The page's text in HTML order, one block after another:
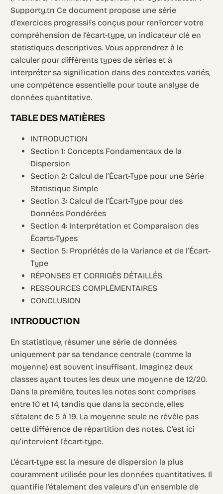
Supporty.tn Ce document propose une série
d’exercices progressifs conçus pour renforcer votre
compréhension de l’écart-type, un indicateur clé en
statistiques descriptives. Vous apprendrez à le
calculer pour différents types de séries et à
interpréter sa signification dans des contextes variés,
une compétence essentielle pour toute analyse de
données quantitative.
TABLE DES MATIÈRES
INTRODUCTION
Section 1: Concepts Fondamentaux de la
Dispersion
Section 2: Calcul de l’Écart-Type pour une Série
Statistique Simple
Section 3: Calcul de l’Écart-Type pour des
Données Pondérées
Section 4: Interprétation et Comparaison des
Écarts-Types
Section 5: Propriétés de la Variance et de l’Écart-
Type
RÉPONSES ET CORRIGÉS DÉTAILLÉS
RESSOURCES COMPLÉMENTAIRES
CONCLUSION
INTRODUCTION
En statistique, résumer une série de données
uniquement par sa tendance centrale (comme la
moyenne) est souvent insuffisant. Imaginez deux
classes ayant toutes les deux une moyenne de 12/20.
Dans la première, toutes les notes sont comprises
entre 10 et 14, tandis que dans la seconde, elles
s’étalent de 5 à 19. La moyenne seule ne révèle pas
cette différence de répartition des notes. C’est ici
qu’intervient l’écart-type.
L’écart-type est la mesure de dispersion la plus
couramment utilisée pour les données quantitatives. Il
quantifie l’étalement des valeurs d’un ensemble de